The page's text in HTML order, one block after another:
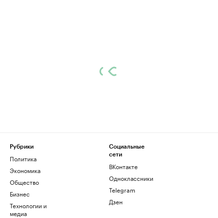
Рубрики
Политика
Экономика
Общество
Бизнес
Технологии и
медиа
Социальные
сети
ВКонтакте
Одноклассники
Telegram
Дзен